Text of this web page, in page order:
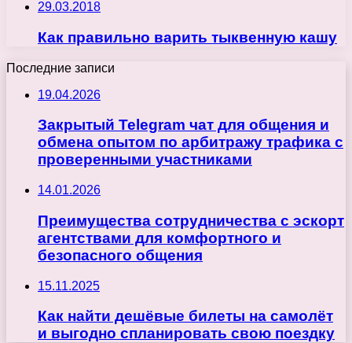
29.03.2018
Как правильно варить тыквенную кашу
Последние записи
19.04.2026
Закрытый Telegram чат для общения и
обмена опытом по арбитражу трафика с
проверенными участниками
14.01.2026
Преимущества сотрудничества с эскорт
агентствами для комфортного и
безопасного общения
15.11.2025
Как найти дешёвые билеты на самолёт
и выгодно спланировать свою поездку